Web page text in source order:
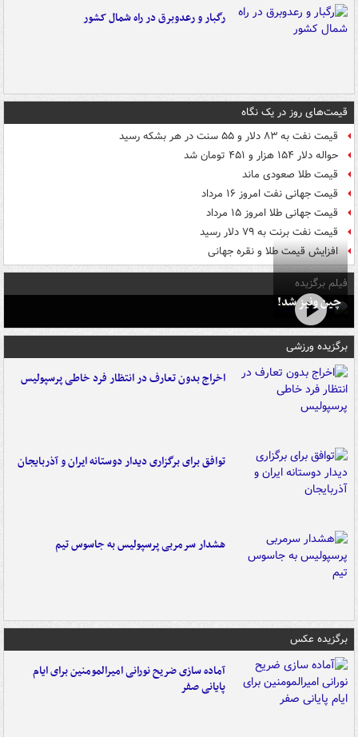
رگبار و رعدوبرق در راه شمال کشور
قیمت‌های روز در یک نگاه
قیمت نفت به ۸۳ دلار و ۵۵ سنت در هر بشکه رسید
حواله دلار ۱۵۴ هزار و ۴۵۱ تومان شد
قیمت طلا صعودی ماند
قیمت جهانی نفت امروز ۱۶ مرداد
قیمت جهانی طلا امروز ۱۵ مرداد
قیمت نفت برنت به ۷۹ دلار رسید
افزایش قیمت طلا و نقره جهانی
فیلم برگزیده
چین ونیز شد!
برگزیده ورزشی
اخراج بدون تعارف در انتظار فرد خاطی پرسپولیس
توافق برای برگزاری دیدار دوستانه ایران و آذربایجان
هشدار سرمربی پرسپولیس به جاسوس تیم
برگزیده عکس
آماده سازی ضریح نورانی امیرالمومنین برای ایام
پایانی صفر